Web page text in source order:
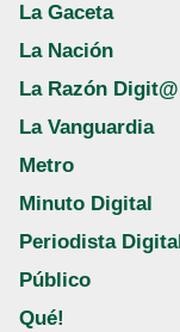
La Gaceta
La Nación
La Razón Digit@l
La Vanguardia
Metro
Minuto Digital
Periodista Digital
Público
Qué!